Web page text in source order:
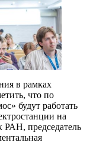
в рамках
что по
будут работать
на
председатель